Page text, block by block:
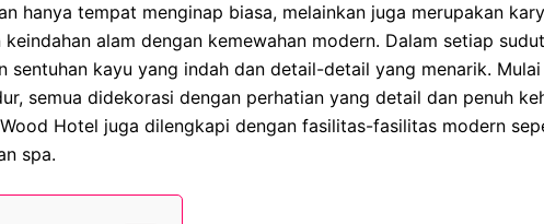
hanya tempat menginap biasa, melainkan juga merupakan
alam dengan kemewahan modern. Dalam setiap
sentuhan kayu yang indah dan detail-detail yang menarik.
semua didekorasi dengan perhatian yang detail dan penuh
Hotel juga dilengkapi dengan fasilitas-fasilitas modern
spa.